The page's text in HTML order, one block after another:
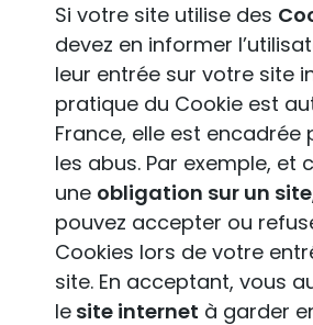
Si votre site utilise des
devez en informer
leur entrée sur votre site
pratique du Cookie est
France, elle est encadrée
les abus. Par exemple, et
une obligation sur un site
pouvez accepter ou
Cookies lors de votre
site. En acceptant, vous
le site internet à garder